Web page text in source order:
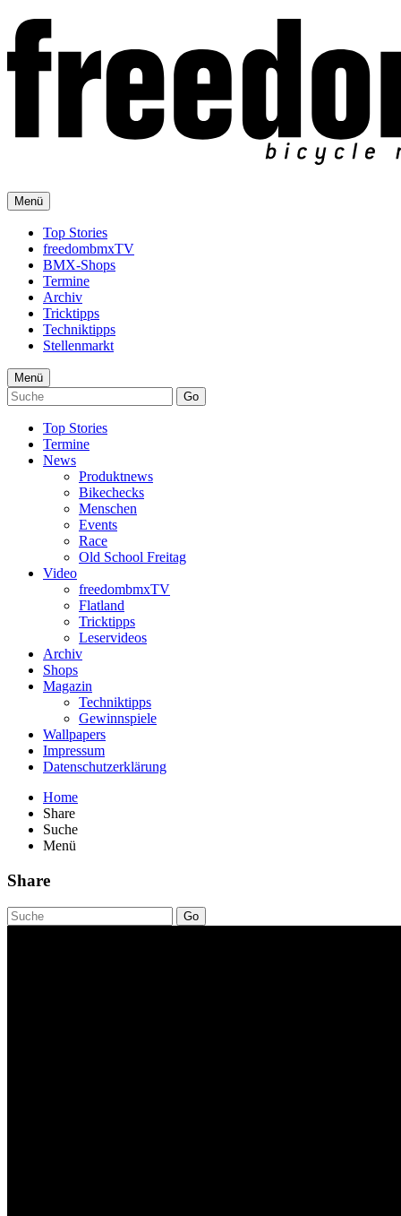
Menü
Top Stories
freedombmxTV
BMX-Shops
Termine
Archiv
Tricktipps
Techniktipps
Stellenmarkt
Menü
Go
Top Stories
Termine
News
Produktnews
Bikechecks
Menschen
Events
Race
Old School Freitag
Video
freedombmxTV
Flatland
Tricktipps
Leservideos
Archiv
Shops
Magazin
Techniktipps
Gewinnspiele
Wallpapers
Impressum
Datenschutzerklärung
Home
Share
Suche
Menü
Share
Go